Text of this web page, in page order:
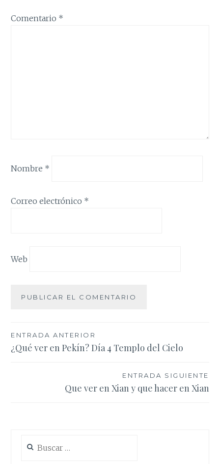
Comentario *
Nombre *
Correo electrónico *
Web
Navegación
de
ENTRADA ANTERIOR
¿Qué ver en Pekín? Día 4 Templo del Cielo
ENTRADA SIGUIENTE
Que ver en Xian y que hacer en Xian